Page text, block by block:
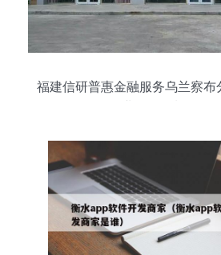
福建信研普惠金融服务乌兰察布